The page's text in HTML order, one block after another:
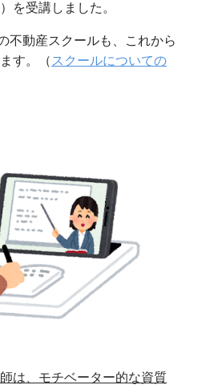
を受講しました。
不動産スクールも、これから
す。（ スクールについての
は、モチベーター的な資質